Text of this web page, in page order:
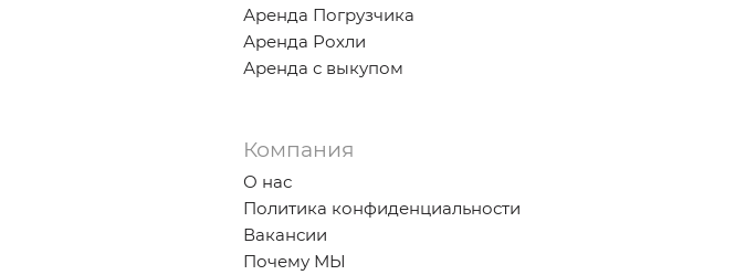
Аренда Погрузчика
Аренда Рохли
Аренда с выкупом
Компания
О нас
Политика конфиденциальности
Вакансии
Почему МЫ